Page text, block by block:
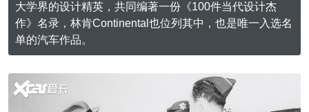
大学界的设计精英，共同编著一份《100件当代设计杰
作》名录，林肯Continental也位列其中，也是唯一入选名
单的汽车作品。